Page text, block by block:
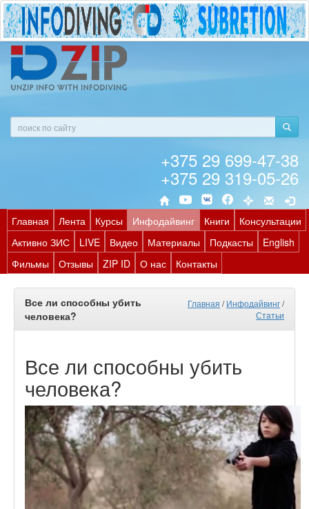
+375 29 699-47-38
+375 29 319-05-26
Главная Лента Курсы Инфодайвинг Книги
Консультации
Активно ЗИС
LIVE Видео Материалы Подкасты
English
Фильмы
Отзывы ZIP ID О нас Контакты
Все ли способны убить
человека?
Главная /Инфодайвинг/
Статьи
Все ли способны убить
человека?